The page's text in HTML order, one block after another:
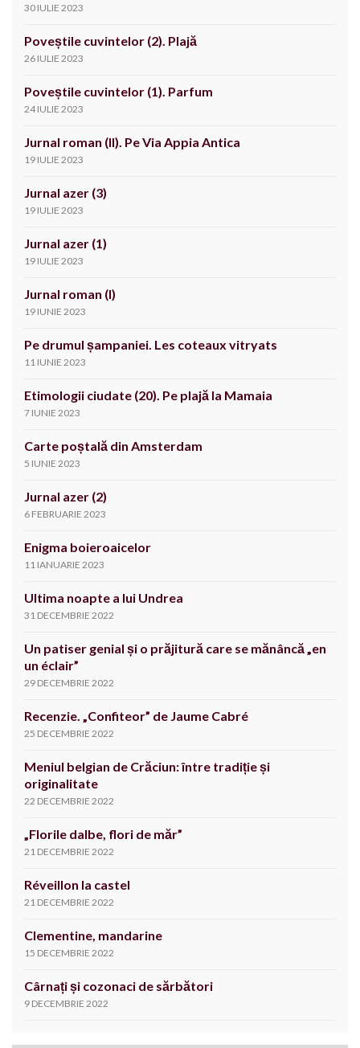
30 IULIE 2023
Poveștile cuvintelor (2). Plajă
26 IULIE 2023
Poveștile cuvintelor (1). Parfum
24 IULIE 2023
Jurnal roman (II). Pe Via Appia Antica
19 IULIE 2023
Jurnal azer (3)
19 IULIE 2023
Jurnal azer (1)
19 IULIE 2023
Jurnal roman (I)
19 IUNIE 2023
Pe drumul șampaniei. Les coteaux vitryats
11 IUNIE 2023
Etimologii ciudate (20). Pe plajă la Mamaia
7 IUNIE 2023
Carte poștală din Amsterdam
5 IUNIE 2023
Jurnal azer (2)
6 FEBRUARIE 2023
Enigma boieroaicelor
11 IANUARIE 2023
Ultima noapte a lui Undrea
31 DECEMBRIE 2022
Un patiser genial și o prăjitură care se mănâncă „en
un éclair”
29 DECEMBRIE 2022
Recenzie. „Confiteor” de Jaume Cabré
25 DECEMBRIE 2022
Meniul belgian de Crăciun: între tradiție și
originalitate
22 DECEMBRIE 2022
„Florile dalbe, flori de măr”
21 DECEMBRIE 2022
Réveillon la castel
21 DECEMBRIE 2022
Clementine, mandarine
15 DECEMBRIE 2022
Cârnați și cozonaci de sărbători
9 DECEMBRIE 2022